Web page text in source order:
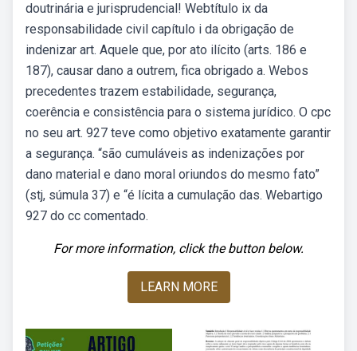
doutrinária e jurisprudencial! Webtítulo ix da
responsabilidade civil capítulo i da obrigação de
indenizar art. Aquele que, por ato ilícito (arts. 186 e
187), causar dano a outrem, fica obrigado a. Webos
precedentes trazem estabilidade, segurança,
coerência e consistência para o sistema jurídico. O cpc
no seu art. 927 teve como objetivo exatamente garantir
a segurança. “são cumuláveis as indenizações por
dano material e dano moral oriundos do mesmo fato”
(stj, súmula 37) e “é lícita a cumulação das. Webartigo
927 do cc comentado.
For more information, click the button below.
LEARN MORE